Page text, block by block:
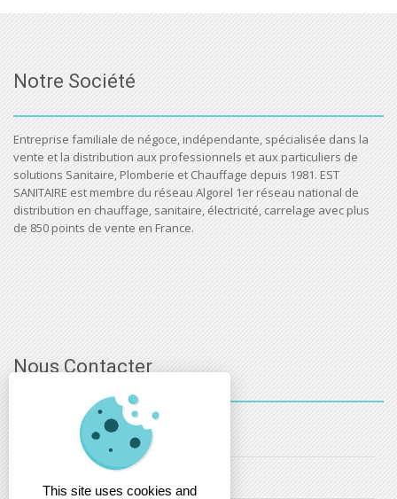
Notre Société
Entreprise familiale de négoce, indépendante, spécialisée dans la
vente et la distribution aux professionnels et aux particuliers de
solutions Sanitaire, Plomberie et Chauffage depuis 1981. EST
SANITAIRE est membre du réseau Algorel 1er réseau national de
distribution en chauffage, sanitaire, électricité, carrelage avec plus
de 850 points de vente en France.
Nous Contacter
03 - 88 - 32 - 86 - 52
This site uses cookies and